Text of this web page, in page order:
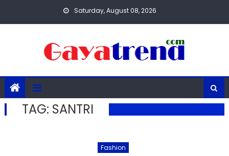
Saturday, August 08, 2026
TAG: SANTRI
Fashion